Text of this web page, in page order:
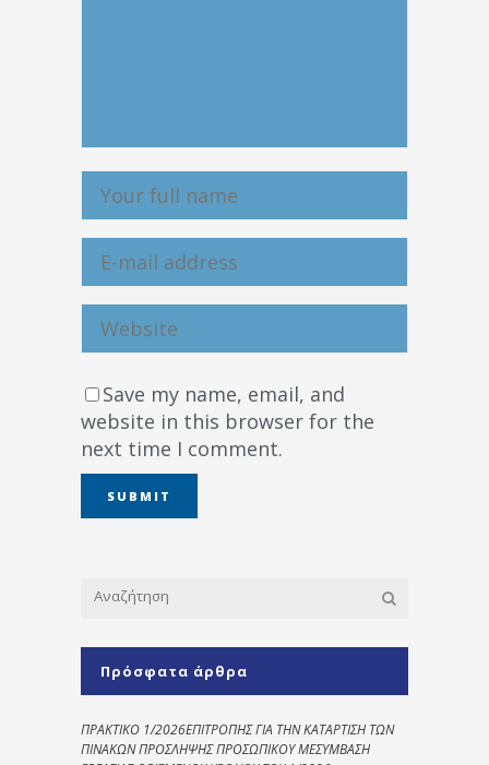
Save my name, email, and
website in this browser for the
next time I comment.
Πρόσφατα άρθρα
ΠΡΑΚΤΙΚΟ 1/2026ΕΠΙΤΡΟΠΗΣ ΓΙΑ ΤΗΝ ΚΑΤΑΡΤΙΣΗ ΤΩΝ
ΠΙΝΑΚΩΝ ΠΡΟΣΛΗΨΗΣ ΠΡΟΣΩΠΙΚΟΥ ΜΕΣΥΜΒΑΣΗ